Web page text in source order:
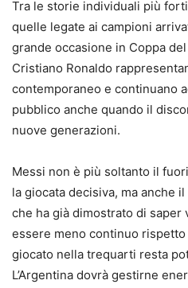
Tra le storie individuali più
quelle legate ai campioni
grande occasione in Coppa
Cristiano Ronaldo
contemporaneo e continuano
pubblico anche quando il
nuove generazioni.
Messi non è più soltanto il
la giocata decisiva, ma anche
che ha già dimostrato di saper
essere meno continuo
giocato nella trequarti resta
L’Argentina dovrà gestirne